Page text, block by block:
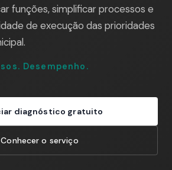
funções, simplificar processos e
de execução das prioridades
Desempenho.
diagnóstico gratuito
Conhecer o serviço